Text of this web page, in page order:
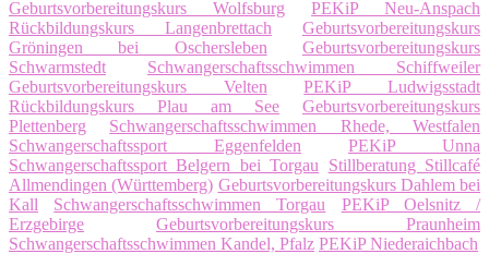
Geburtsvorbereitungskurs Wolfsburg
PEKiP Neu-Anspach
Rückbildungskurs Langenbrettach
Geburtsvorbereitungskurs
Gröningen bei Oschersleben
Geburtsvorbereitungskurs
Schwarmstedt
Schwangerschaftsschwimmen Schiffweiler
Geburtsvorbereitungskurs Velten
PEKiP Ludwigsstadt
Rückbildungskurs Plau am See
Geburtsvorbereitungskurs
Plettenberg
Schwangerschaftsschwimmen Rhede, Westfalen
Schwangerschaftssport Eggenfelden
PEKiP Unna
Schwangerschaftssport Belgern bei Torgau
Stillberatung Stillcafé
Allmendingen (Württemberg) Geburtsvorbereitungskurs Dahlem bei
Kall
Schwangerschaftsschwimmen Torgau
PEKiP Oelsnitz /
Erzgebirge
Geburtsvorbereitungskurs Praunheim
Schwangerschaftsschwimmen Kandel, Pfalz PEKiP Niederaichbach